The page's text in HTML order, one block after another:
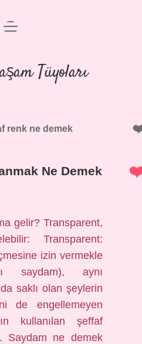
Politikası
Uyarı
menüyü
Tüyoları
renk ne demek
Ne Demek
gelir? Transparent,
Transparent:
izin vermekle
saydam), aynı
saklı olan şeylerin
de engellemeyen
kullanılan şeffaf
Saydam ne demek